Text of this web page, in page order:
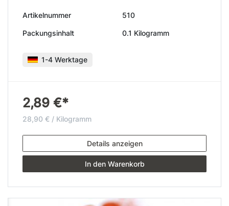
Artikelnummer 510
Packungsinhalt 0.1 Kilogramm
1-4 Werktage
2,89 €*
28,90 € / Kilogramm
Details anzeigen
In den Warenkorb